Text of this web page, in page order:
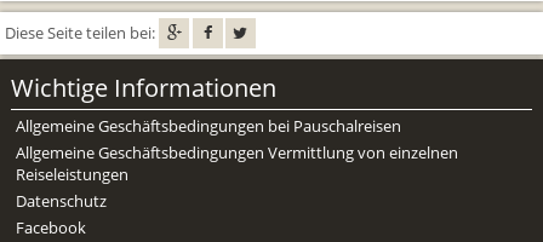
Reiseunterlagen
Reiseversicherung
Unterkünfte
Zimmer
Diese Seite teilen bei:
Wichtige Informationen
Allgemeine Geschäftsbedingungen bei Pauschalreisen
Allgemeine Geschäftsbedingungen Vermittlung von einzelnen
Reiseleistungen
Datenschutz
Facebook